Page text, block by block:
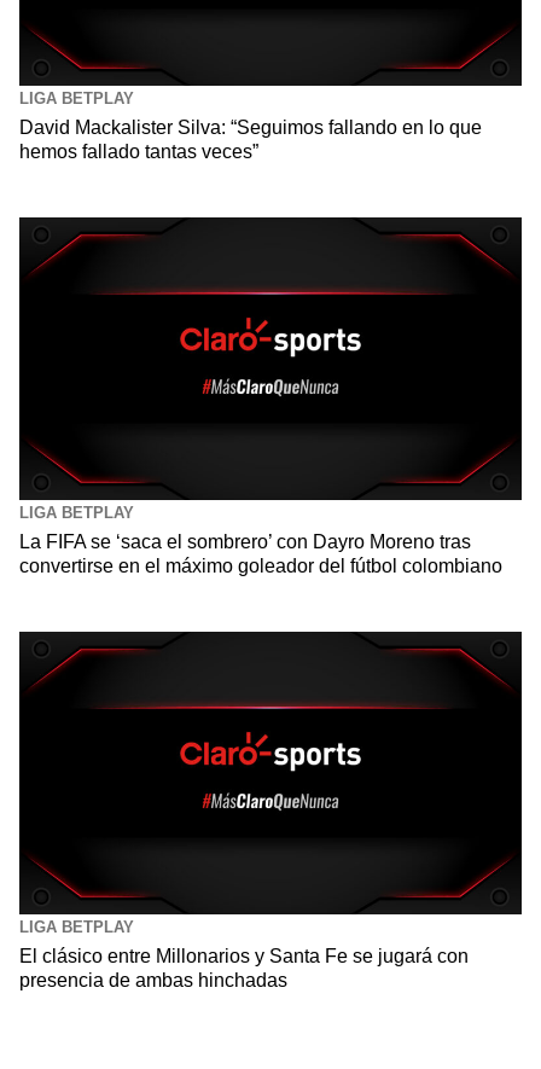
LIGA BETPLAY
David Mackalister Silva: “Seguimos fallando en lo que
hemos fallado tantas veces”
LIGA BETPLAY
La FIFA se ‘saca el sombrero’ con Dayro Moreno tras
convertirse en el máximo goleador del fútbol colombiano
LIGA BETPLAY
El clásico entre Millonarios y Santa Fe se jugará con
presencia de ambas hinchadas